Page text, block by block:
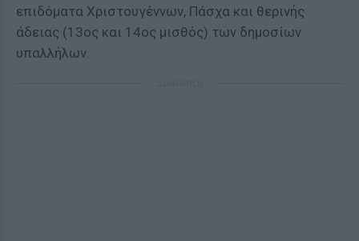
επιδόματα Χριστουγέννων, Πάσχα και θερινής
άδειας (13ος και 14ος μισθός) των δημοσίων
υπαλλήλων.